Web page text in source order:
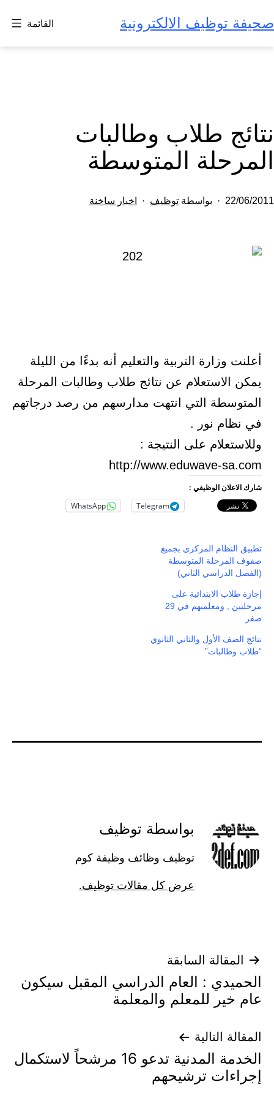
إلى
المحتوى
صحيفة توظيف الالكترونية القائمة
نتائج طلاب وطالبات
المرحلة المتوسطة
تم
22/06/2011 بواسطة توظيف
مصنف
اخبار ساخنة
أعلنت وزارة التربية والتعليم أنه بدءًا من الليلة
يمكن الاستعلام عن نتائج طلاب وطالبات المرحلة
المتوسطة التي انتهت مدارسهم من رصد درجاتهم
في نظام نور .
وللاستعلام على النتيجة :
http://www.eduwave-sa.com
شارك الاعلان الوظيفي :
Telegram
WhatsApp
تطبيق النظام المركزي بجميع
صفوف المرحلة المتوسطة
(الفصل الدراسي الثاني)
إجازة طلاب الابتدائية على
مرحلتين , ومعلميهم في 29
صفر
نتائج الصف الأول والثاني الثانوي
“طلاب وطالبات”
بواسطة توظيف
توظيف وظائف وظيفة كوم
عرض كل مقالات توظيف.
تصفّح
المقالات
المقالة السابقة
الحميدي : العام الدراسي المقبل سيكون
عام خير للمعلم والمعلمة
المقالة التالية
الخدمة المدنية تدعو 16 مرشحاً لاستكمال
إجراءات ترشيحهم